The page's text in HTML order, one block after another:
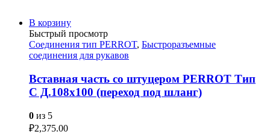
В корзину
Быстрый просмотр
Соединения тип PERROT, Быстроразъемные
соединения для рукавов
Вставная часть со штуцером PERROT Тип
C Д.108х100 (переход под шланг)
0 из 5
₽2,375.00